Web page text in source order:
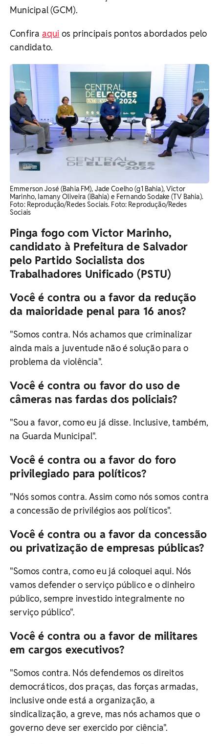
Municipal (GCM).
Confira aqui os principais pontos abordados pelo
candidato.
Emmerson José (Bahia FM), Jade Coelho (g1 Bahia), Victor
Marinho, Iamany Oliveira (iBahia) e Fernando Sodake (TV Bahia).
Foto: Reprodução/Redes Sociais. Foto: Reprodução/Redes
Sociais
Pinga fogo com Victor Marinho,
candidato à Prefeitura de Salvador
pelo Partido Socialista dos
Trabalhadores Unificado (PSTU)
Você é contra ou a favor da redução
da maioridade penal para 16 anos?
"Somos contra. Nós achamos que criminalizar
ainda mais a juventude não é solução para o
problema da violência".
Você é contra ou favor do uso de
câmeras nas fardas dos policiais?
"Sou a favor, como eu já disse. Inclusive, também,
na Guarda Municipal".
Você é contra ou a favor do foro
privilegiado para políticos?
"Nós somos contra. Assim como nós somos contra
a concessão de privilégios aos políticos".
Você é contra ou a favor da concessão
ou privatização de empresas públicas?
"Somos contra, como eu já coloquei aqui. Nós
vamos defender o serviço público e o dinheiro
público, sempre investido integralmente no
serviço público".
Você é contra ou a favor de militares
em cargos executivos?
"Somos contra. Nós defendemos os direitos
democráticos, dos praças, das forças armadas,
inclusive onde está a organização, a
sindicalização, a greve, mas nós achamos que o
governo deve ser exercido por ciência".